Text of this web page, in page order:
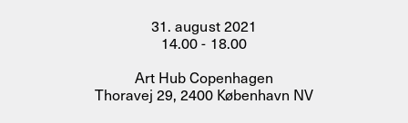
Artistic Research
Public Programmes
Om
Om AHC
Profiler
Presse
31. august 2021
14.00 - 18.00
Art Hub Copenhagen
Thoravej 29, 2400 København NV